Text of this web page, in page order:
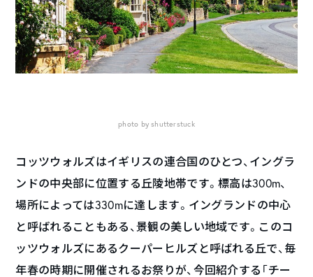
photo by shutterstuck
コッツウォルズはイギリスの連合国のひとつ、イングラ
ンドの中央部に位置する丘陵地帯です。標高は300m、
場所によっては330mに達します。イングランドの中心
と呼ばれることもある、景観の美しい地域です。このコ
ッツウォルズにあるクーパーヒルズと呼ばれる丘で、毎
年春の時期に開催されるお祭りが、今回紹介する「チー